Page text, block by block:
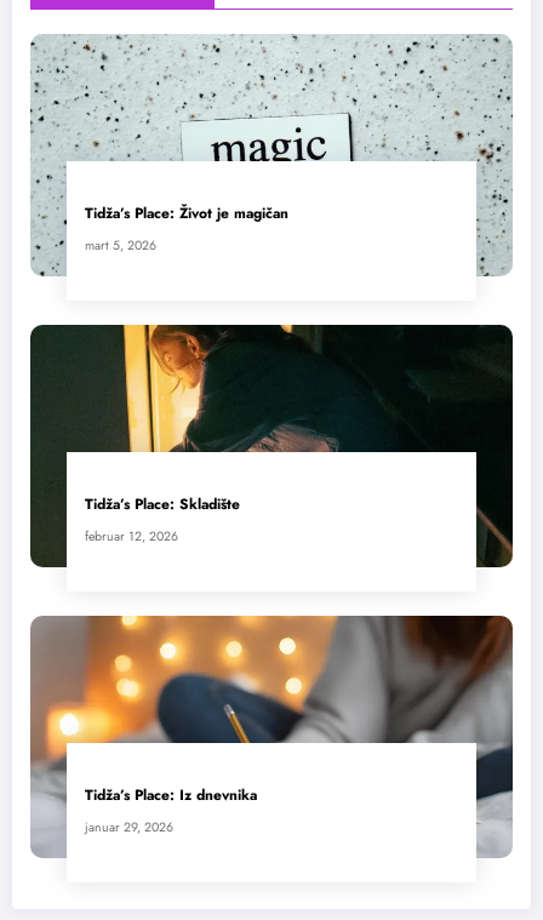
Tidža’s Place: Život je magičan
mart 5, 2026
Tidža’s Place: Skladište
februar 12, 2026
Tidža’s Place: Iz dnevnika
januar 29, 2026